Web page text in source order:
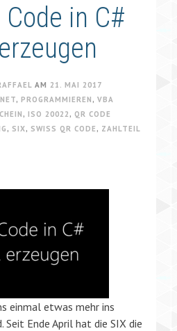
Code in C#
AM 21. MAI 2017
, PROGRAMMIEREN , VBA
, ISO 20022 , QR CODE
, SIX, SWISS QR CODE , ZAHLTEIL
einmal etwas mehr ins
Ende April hat die SIX die